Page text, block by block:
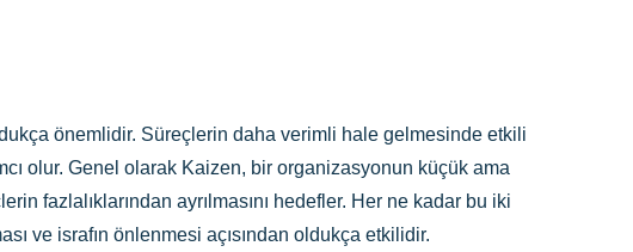
önemlidir. Süreçlerin daha verimli hale gelmesinde etkili
olur. Genel olarak Kaizen, bir organizasyonun küçük ama
fazlalıklarından ayrılmasını hedefler. Her ne kadar bu iki
ve israfın önlenmesi açısından oldukça etkilidir.